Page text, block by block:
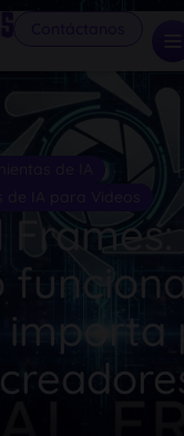
Frames:
importa